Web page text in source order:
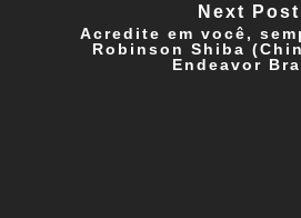
Next Post
Acredite em você,
Robinson Shiba
Endeavor